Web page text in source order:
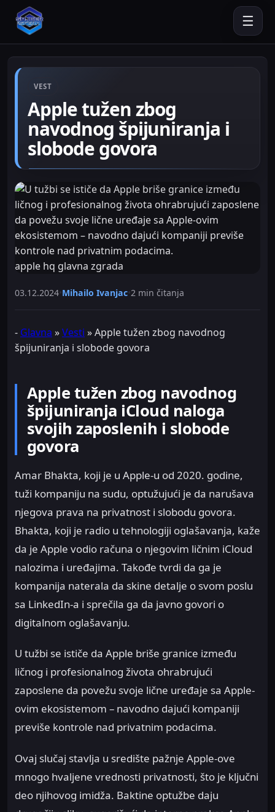
☰
VEST
Apple tužen zbog
navodnog špijuniranja i
slobode govora
apple hq glavna zgrada
03.12.2024 Mihailo Ivanjac 2 min čitanja
- Glavna »Vesti »Apple tužen zbog navodnog
špijuniranja i slobode govora
Apple tužen zbog navodnog
špijuniranja iCloud naloga
svojih zaposlenih i slobode
govora
Amar Bhakta, koji je u Apple-u od 2020. godine,
tuži kompaniju na sudu, optužujući je da narušava
njegova prava na privatnost i slobodu govora.
Bhakta, koji je radio u tehnologiji oglašavanja, kaže
da je Apple vodio računa o njegovim ličnim iCloud
nalozima i uređajima. Takođe tvrdi da ga je
kompanija naterala da skine detalje o svom poslu
sa LinkedIn-a i sprečila ga da javno govori o
digitalnom oglašavanju.
U tužbi se ističe da Apple briše granice između
ličnog i profesionalnog života ohrabrujući
zaposlene da povežu svoje lične uređaje sa Apple-
ovim ekosistemom – navodno dajući kompaniji
previše kontrole nad privatnim podacima.
Ovaj slučaj stavlja u središte pažnje Apple-ove
mnogo hvaljene vrednosti privatnosti, što je ključni
deo njihovog imidža. Baktine optužbe daju